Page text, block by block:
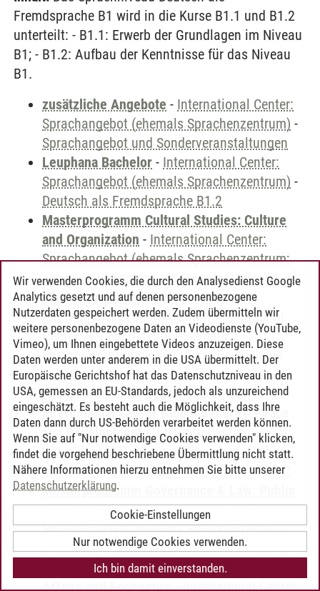
Fremdsprache B1 wird in die Kurse B1.1 und B1.2
unterteilt: - B1.1: Erwerb der Grundlagen im Niveau
B1; - B1.2: Aufbau der Kenntnisse für das Niveau
B1.
zusätzliche Angebote - International Center:
Sprachangebot (ehemals Sprachenzentrum) -
Sprachangebot und Sonderveranstaltungen
Leuphana Bachelor - International Center:
Sprachangebot (ehemals Sprachenzentrum) -
Deutsch als Fremdsprache B1.2
Masterprogramm Cultural Studies: Culture
and Organization - International Center:
Sprachangebot (ehemals Sprachenzentrum;
ohne CPs)-Deutsch als Fremdsprache B1.2
Masterprogramm Governance & Law:
International Economic Law-International
Center: Sprachangebot (ehemals
Sprachenzentrum; ohne CPs)-Deutsch als
Fremdsprache B1.2
Masterprogramm Governance & Law:
International Law of Global Security, Peace
and Development-International Center:
Sprachangebot (ehemals Sprachenzentrum;
ohne CPs)-Deutsch als Fremdsprache B1.2
Masterprogramm Governance & Law: Public
Affairs and Democracy-International Center:
Sprachangebot (ehemals Sprachenzentrum;
ohne CPs)-Deutsch als Fremdsprache B1.2
Masterprogramm Governance & Law: Public
Affairs and Economics-International Center:
Wir verwenden Cookies, die durch den Analysedienst Google
Analytics gesetzt und auf denen personenbezogene
Nutzerdaten gespeichert werden. Zudem übermitteln wir
weitere personenbezogene Daten an Videodienste (YouTube,
Vimeo), um Ihnen eingebettete Videos anzuzeigen. Diese
Daten werden unter anderem in die USA übermittelt. Der
Europäische Gerichtshof hat das Datenschutzniveau in den
USA, gemessen an EU-Standards, jedoch als unzureichend
eingeschätzt. Es besteht auch die Möglichkeit, dass Ihre
Daten dann durch US-Behörden verarbeitet werden können.
Wenn Sie auf "Nur notwendige Cookies verwenden" klicken,
findet die vorgehend beschriebene Übermittlung nicht statt.
Nähere Informationen hierzu entnehmen Sie bitte unserer
Datenschutzerklärung.
Cookie-Einstellungen
Nur notwendige Cookies verwenden.
Ich bin damit einverstanden.